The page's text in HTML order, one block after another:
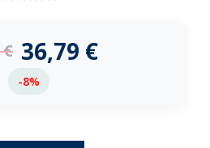
€ 36,79 €
-8%